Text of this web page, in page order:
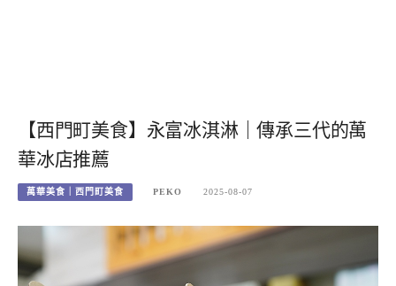
【西門町美食】永富冰淇淋｜傳承三代的萬
華冰店推薦
萬華美食｜西門町美食 PEKO 2025-08-07